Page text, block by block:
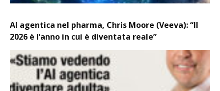
AI agentica nel pharma, Chris Moore (Veeva): “Il
2026 è l’anno in cui è diventata reale”